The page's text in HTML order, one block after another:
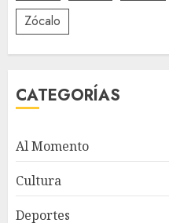
Zócalo
CATEGORÍAS
Al Momento
Cultura
Deportes